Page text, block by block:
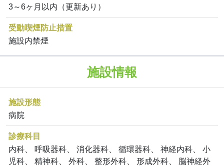
3～6ヶ月以内（更新あり）
受動喫煙防止措置
施設内禁煙
施設情報
施設形態
病院
診療科目
内科、 呼吸器科、 消化器科、 循環器科、 神経内科、 小
児科、 精神科、 外科、 整形外科、 形成外科、 脳神経外